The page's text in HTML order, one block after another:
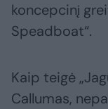
koncepcinį
Speadboat“.
Kaip teigė
Callumas,